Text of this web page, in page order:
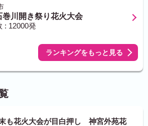
巻川開き祭り花火大会
: 12000発
ランキングをもっと見る
も花火大会が目白押し 神宮外苑花